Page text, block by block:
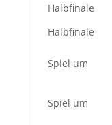
Halbfinale
Halbfinale
Spiel um
Spiel um